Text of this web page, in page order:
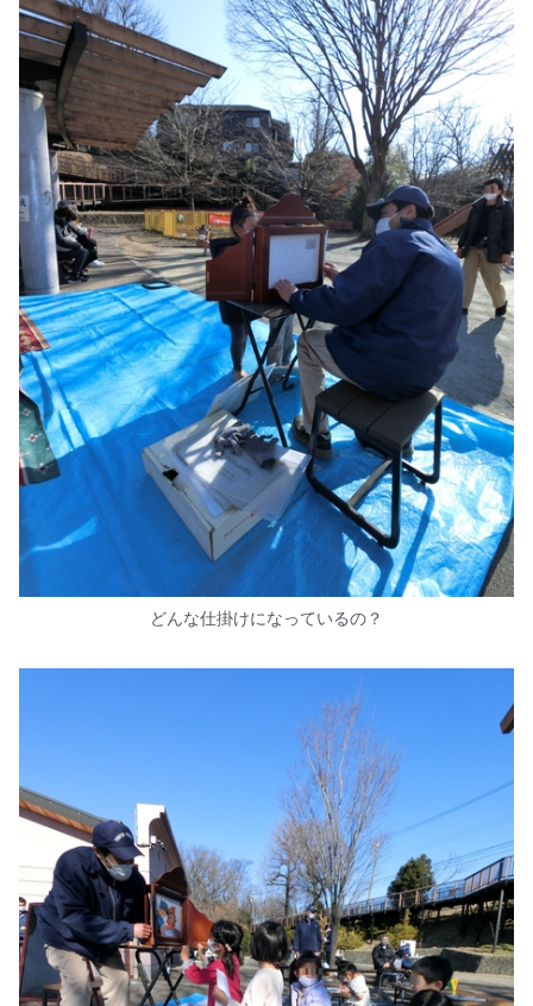
どんな仕掛けになっているの？